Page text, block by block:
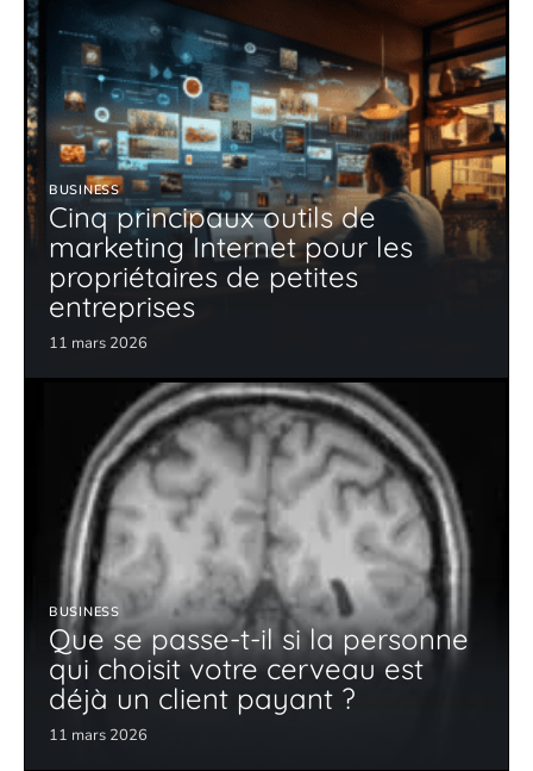
BUSINESS
Cinq principaux outils de
marketing Internet pour les
propriétaires de petites
entreprises
11 mars 2026
BUSINESS
Que se passe-t-il si la personne
qui choisit votre cerveau est
déjà un client payant ?
11 mars 2026